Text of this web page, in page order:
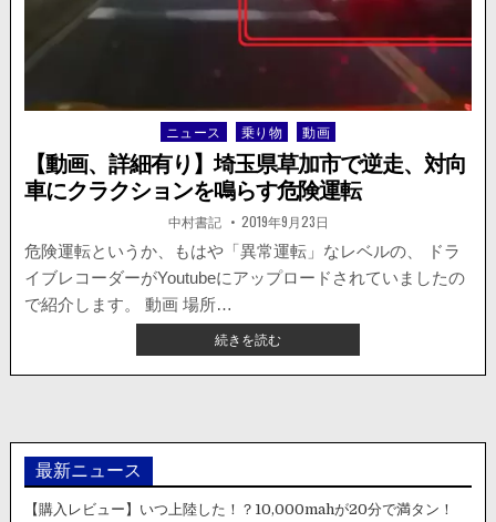
事
ラ
イ
ブ
レ
コ
ー
ダ
ー
の
像
ス。
Posted
in
ニュース 乗り物 動画
【動画、詳細有り】埼玉県草加市で逆走、対向
車にクラクションを鳴らす危険運転
著
者:
中村書記 掲
載
日：
2019年9月23日
危険運転というか、もはや「異常運転」なレベルの、 ドラ
イブレコーダーがYoutubeにアップロードされていましたの
で紹介します。 動画 場所…
続きを読む【動
画、
詳
り】
玉
県
最新ニュース
【購入レビュー】いつ上陸した！？10,000mahが20分で満タン！